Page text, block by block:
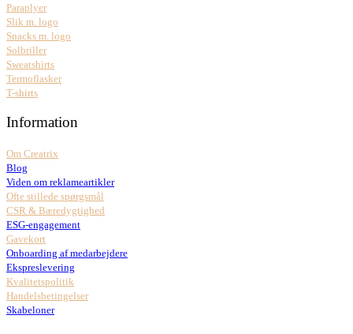
Paraplyer
Slik m. logo
Snacks m. logo
Solbriller
Sweatshirts
Termoflasker
T-shirts
Information
Om Creatrix
Blog
Viden om reklameartikler
Ofte stillede spørgsmål
CSR & Bæredygtighed
ESG-engagement
Gavekort
Onboarding af medarbejdere
Ekspreslevering
Kvalitetspolitik
Handelsbetingelser
Skabeloner